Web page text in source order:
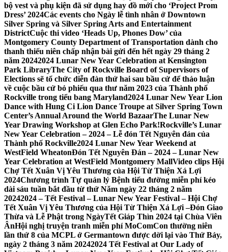
bộ vest và phụ kiện đã sử dụng hay đồ mới cho ‘Project Prom
Dress’ 2024Các events cho Ngày lễ tình nhân ở Downtown
Silver Spring và Silver Spring Arts and Entertainment
DistrictCuộc thi video ‘Heads Up, Phones Dow’ của
Montgomery County Department of Transportation dành cho
thanh thiếu niên chấp nhận bài gửi đến hết ngày 29 tháng 2
năm 20242024 Lunar New Year Celebration at Kensington
Park LibraryThe City of Rockville Board of Supervisors of
Elections sẽ tổ chức diễn đàn thứ hai sau bầu cử để thảo luận
về cuộc bầu cử bỏ phiếu qua thư năm 2023 của Thành phố
Rockville trong tiểu bang Maryland2024 Lunar New Year Lion
Dance with Hung Ci Lion Dance Troupe at Silver Spring Town
Center’s Annual Around the World BazaarThe Lunar New
Year Drawing Workshop at Glen Echo Park!Rockville’s Lunar
New Year Celebration – 2024 – Lễ đón Tết Nguyên đán của
Thành phố Rockville2024 Lunar New Year Weekend at
WestField WheatonĐón Tết Nguyên Đán – 2024 – Lunar New
Year Celebration at WestField Montgomery MallVideo clips Hội
Chợ Tết Xuân Vị Yêu Thương của Hội Từ Thiện Xá Lợi
2024Chương trình Tự quản lý Bệnh tiểu đường miễn phí kéo
dài sáu tuần bắt đầu từ thứ Năm ngày 22 tháng 2 năm
20242024 – Tết Festival – Lunar New Year Festival – Hội Chợ
Tết Xuân Vị Yêu Thương của Hội Từ Thiện Xá Lợi –Đón Giao
Thừa và Lễ Phật trong NgàyTết Giáp Thìn 2024 tại Chùa Viên
ÂnHội nghị truyện tranh miễn phí MoComCon thường niên
lần thứ 8 của MCPL ở Germantown được dời lại vào Thứ Bảy,
ngày 2 tháng 3 năm 20242024 Tết Festival at Our Lady of